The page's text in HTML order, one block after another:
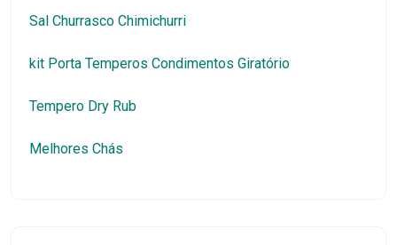
Sal Churrasco Chimichurri
kit Porta Temperos Condimentos Giratório
Tempero Dry Rub
Melhores Chás